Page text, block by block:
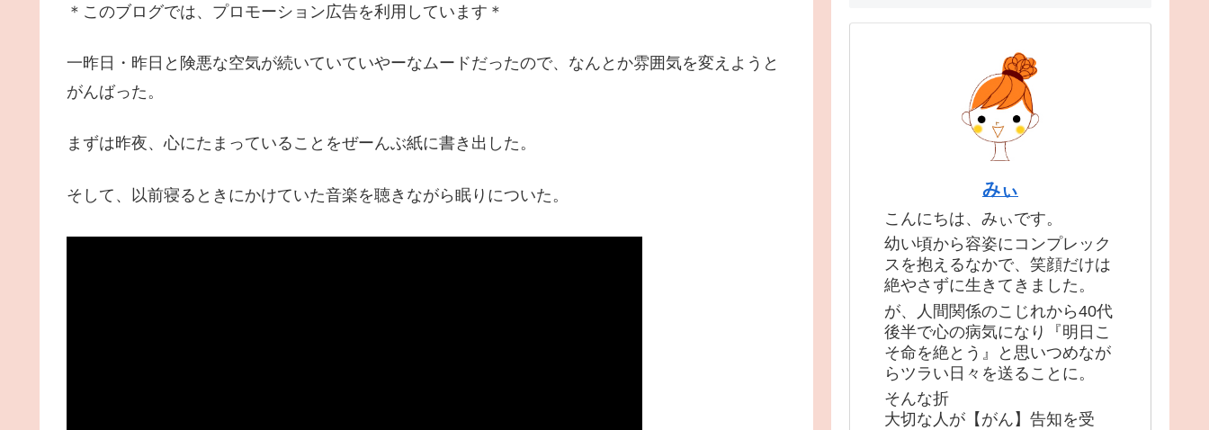
＊このブログでは、プロモーション広告を利用しています＊
一昨日・昨日と険悪な空気が続いていていやーなムードだったので、なんとか雰囲気を変えようと
がんばった。
まずは昨夜、心にたまっていることをぜーんぶ紙に書き出した。
そして、以前寝るときにかけていた音楽を聴きながら眠りについた。 みぃ
こんにちは、みぃです。
幼い頃から容姿にコンプレック
スを抱えるなかで、笑顔だけは
絶やさずに生きてきました。
が、人間関係のこじれから40代
後半で心の病気になり『明日こ
そ命を絶とう』と思いつめなが
らツラい日々を送ることに。
そんな折
大切な人が【がん】告知を受